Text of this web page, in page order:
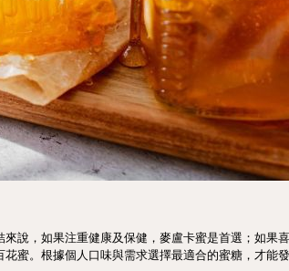
說，如果注重健康及保健，麥盧卡蜜是首選；如果
蜜。根據個人口味與需求選擇最適合的蜜糖，才能發